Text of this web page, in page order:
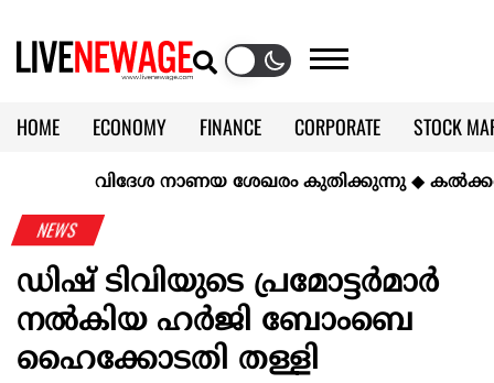
HOME ECONOMY FINANCE CORPORATE
STOCK
KERALA @70
വിദേശ നാണയ ശേഖരം കുതിക്കുന്നു◆
NEWS
ഡിഷ് ടിവിയുടെ പ്രമോട്ടർമാർ
നൽകിയ ഹർജി ബോംബെ
ഹൈക്കോടതി തള്ളി